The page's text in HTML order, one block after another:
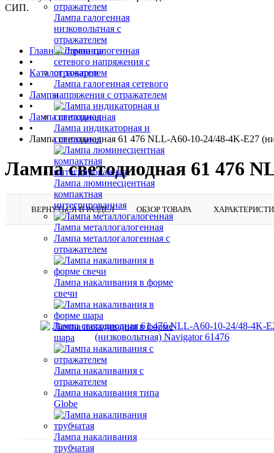
Лампа галогенная
низковольтная с
отражателем
Лампа галогенная сетевого
напряжения с отражателем
Лампа индикаторная и
сигнальная
Лампа люминесцентная
компактная
интегрированная
Лампа металлогалогенная
Лампа металлогалогенная с
отражателем
Лампа накаливания в форме
свечи
Лампа накаливания в форме
шара
Лампа накаливания с
отражателем
Лампа накаливания типа
Globe
Лампа накаливания
трубчатая
СИП.
Главная страница
•
Каталог товаров
•
Лампы
•
Лампа светодиодная
•
Лампа светодиодная 61 476 NLL-A60-10-24/48-4K-E27
Лампа светодиодная 61 476
ВЕРНУТЬСЯ В РАЗДЕЛ ОБЗОР ТОВАРА